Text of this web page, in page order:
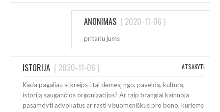
ANONIMAS ( 2020-11-06 )
pritariu jums
ISTORIJA ( 2020-11-06 ) ATSAKYTI
Kada pagaliau atkreips i tai dėmesį ngo, paveldą, kultūrą,
istoriją saugančios orgqnizacijos? Ar taip brangiai kainuoja
pasamdyti advokatus ar rasti visuomeniškus pro bono, kuriems